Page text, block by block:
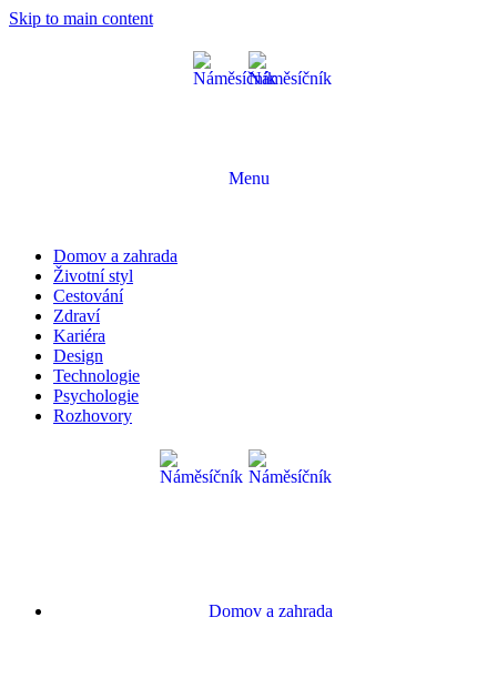
Skip to main content
Menu
Domov a zahrada
Životní styl
Cestování
Zdraví
Kariéra
Design
Technologie
Psychologie
Rozhovory
Domov a zahrada